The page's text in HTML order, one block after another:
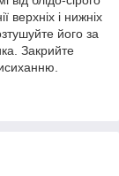
верхніх і нижніх
його за
Закрийте